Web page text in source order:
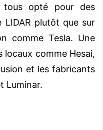
opté pour des
LIDAR plutôt que sur
comme Tesla. Une
locaux comme Hesai,
et les fabricants
Luminar.